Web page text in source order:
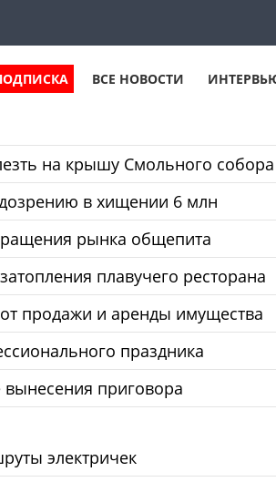
ВСЕ НОВОСТИ
на крышу Смольного собора
в хищении 6 млн
рынка общепита
плавучего ресторана
продажи и аренды имущества
праздника
приговора
электричек